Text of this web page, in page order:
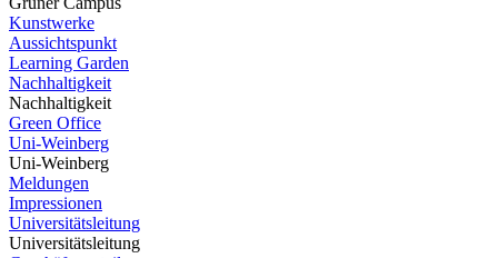
Kunstwerke
Aussichtspunkt
Learning Garden
Nachhaltigkeit
Nachhaltigkeit
Green Office
Uni-Weinberg
Uni-Weinberg
Meldungen
Impressionen
Universitätsleitung
Universitätsleitung